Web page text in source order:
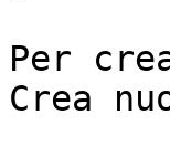
Per
Crea